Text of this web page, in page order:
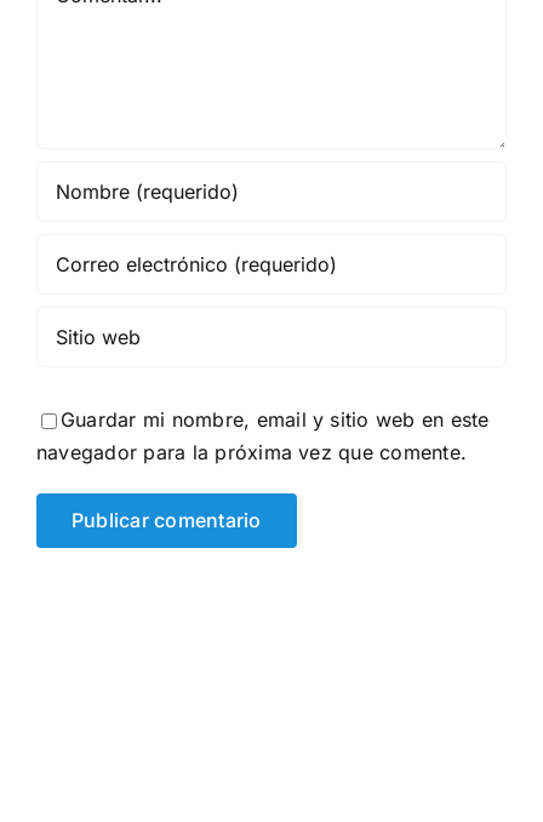
Guardar mi nombre, email y sitio web en este
navegador para la próxima vez que comente.